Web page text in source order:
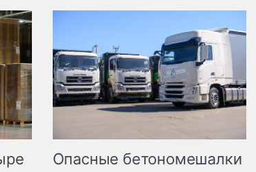
Опасные бетономешалки